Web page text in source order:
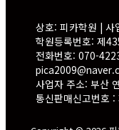
상호: 피카학원 |
학원등록번호: 제
전화번호: 070-
사업자 주소: 부산
통신판매신고번호